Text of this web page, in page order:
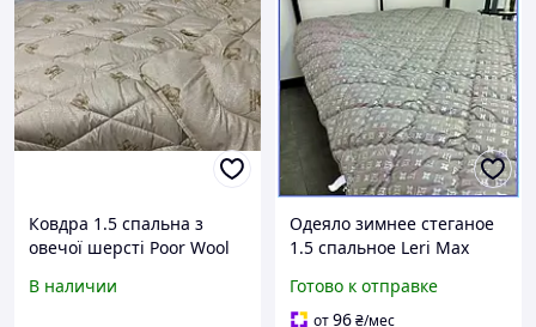
Ковдра 1.5 спальна з
овечої шерсті Poor Wool
В наличии
Одеяло зимнее стеганое
1.5 спальное Leri Max
145х210 см теплое легкое
серое премиум
Готово к отправке
от96₴/мес